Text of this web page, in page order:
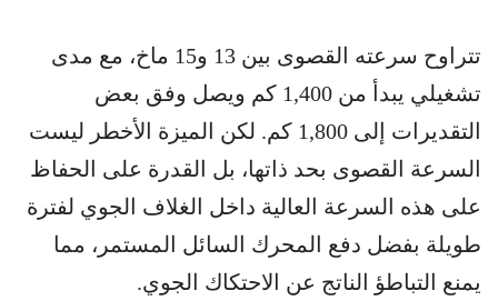
تتراوح سرعته القصوى بين 13 و15 ماخ، مع مدى
تشغيلي يبدأ من 1,400 كم ويصل وفق بعض
التقديرات إلى 1,800 كم. لكن الميزة الأخطر ليست
السرعة القصوى بحد ذاتها، بل القدرة على الحفاظ
على هذه السرعة العالية داخل الغلاف الجوي لفترة
طويلة بفضل دفع المحرك السائل المستمر، مما
يمنع التباطؤ الناتج عن الاحتكاك الجوي.